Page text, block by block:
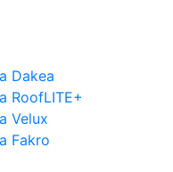
Dakea
RoofLITE+
Velux
Fakro